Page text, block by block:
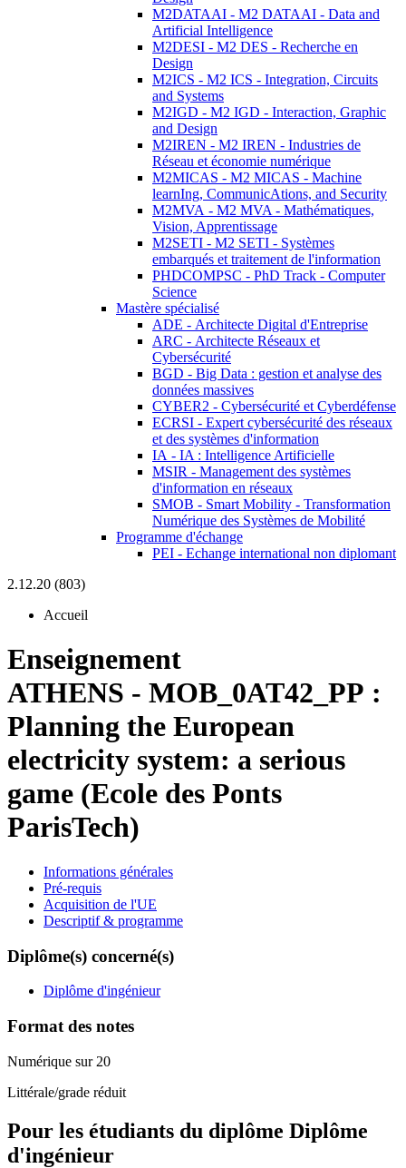
M2DATAAI - M2 DATAAI - Data and
Artificial Intelligence
M2DESI - M2 DES - Recherche en
Design
M2ICS - M2 ICS - Integration, Circuits
and Systems
M2IGD - M2 IGD - Interaction, Graphic
and Design
M2IREN - M2 IREN - Industries de
Réseau et économie numérique
M2MICAS - M2 MICAS - Machine
learnIng, CommunicAtions, and Security
M2MVA - M2 MVA - Mathématiques,
Vision, Apprentissage
M2SETI - M2 SETI - Systèmes
embarqués et traitement de l'information
PHDCOMPSC - PhD Track - Computer
Science
Mastère spécialisé
ADE - Architecte Digital d'Entreprise
ARC - Architecte Réseaux et
Cybersécurité
BGD - Big Data : gestion et analyse des
données massives
CYBER2 - Cybersécurité et Cyberdéfense
ECRSI - Expert cybersécurité des réseaux
et des systèmes d'information
IA - IA : Intelligence Artificielle
MSIR - Management des systèmes
d'information en réseaux
SMOB - Smart Mobility - Transformation
Numérique des Systèmes de Mobilité
Programme d'échange
PEI - Echange international non diplomant
2.12.20 (803)
Accueil
Enseignement
ATHENS - MOB_0AT42_PP :
Planning the European
electricity system: a serious
game (Ecole des Ponts
ParisTech)
Informations générales
Pré-requis
Acquisition de l'UE
Descriptif & programme
Diplôme(s) concerné(s)
Diplôme d'ingénieur
Format des notes
Numérique sur 20
Littérale/grade réduit
Pour les étudiants du diplôme Diplôme
d'ingénieur